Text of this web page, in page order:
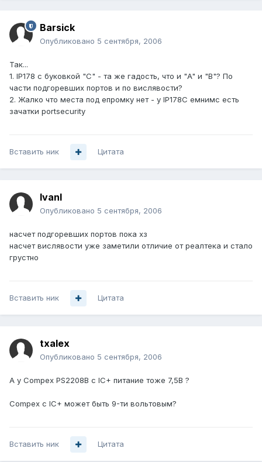
Barsick
Опубликовано 5 сентября, 2006
Так...
1. IP178 с буковкой "C" - та же гадость, что и "A" и "B"? По
части подгоревших портов и по вислявости?
2. Жалко что места под епромку нет - у IP178C емнимс есть
зачатки portsecurity
Вставить ник Цитата
IvanI
Опубликовано 5 сентября, 2006
насчет подгоревших портов пока хз
насчет вислявости уже заметили отличие от реалтека и стало
грустно
Вставить ник Цитата
txalex
Опубликовано 5 сентября, 2006
А у Compex PS2208B с IC+ питание тоже 7,5В ?
Compex с IC+ может быть 9-ти вольтовым?
Вставить ник Цитата